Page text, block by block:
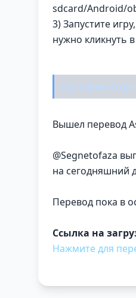
sdcard/Android/
3) Запустите
нужно кликнуть
Русификатор:
Вышел перевод
@Segnetofaza
на сегодняшний
Перевод пока в
Ссылка на
Нажмите для